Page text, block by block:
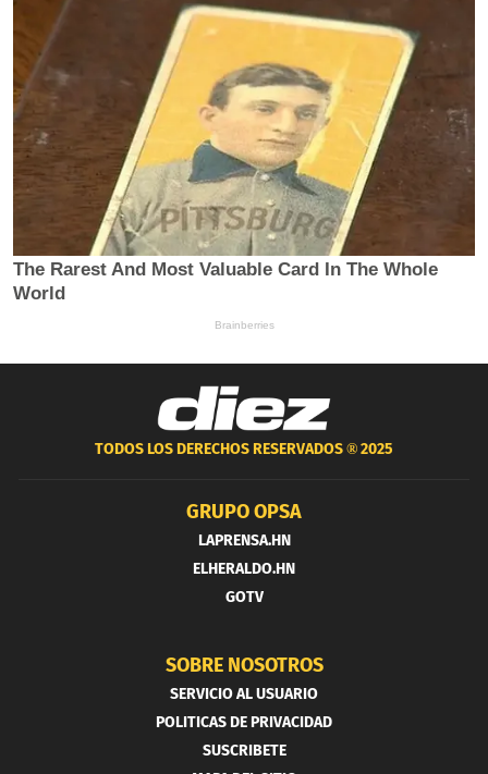
TODOS LOS DERECHOS RESERVADOS ®2025
GRUPO OPSA
LAPRENSA.HN
ELHERALDO.HN
GOTV
SOBRE NOSOTROS
SERVICIO AL USUARIO
POLITICAS DE PRIVACIDAD
SUSCRIBETE